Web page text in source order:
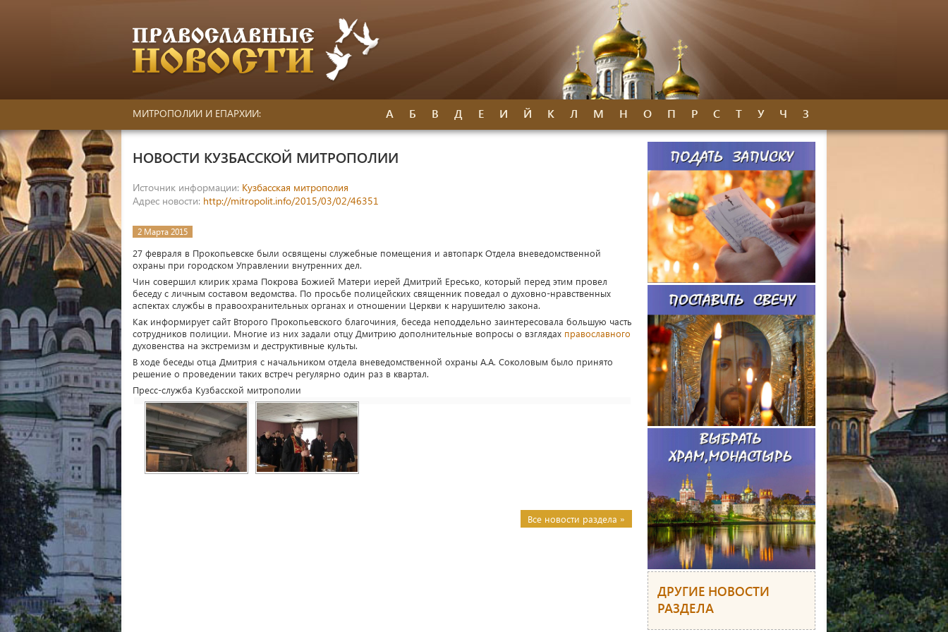
МИТРОПОЛИИ И ЕПАРХИИ: А Б В Д Е И Й К Л М Н О П Р С Т У Ч З
НОВОСТИ КУЗБАССКОЙ МИТРОПОЛИИ
Источник информации: Кузбасская митрополия
Адрес новости: http://mitropolit.info/2015/03/02/46351
2 Марта 2015
27 февраля в Прокопьевске были освящены служебные помещения и автопарк Отдела вневедомственной
охраны при городском Управлении внутренних дел.
Чин совершил клирик храма Покрова Божией Матери иерей Дмитрий Ересько, который перед этим провел
беседу с личным составом ведомства. По просьбе полицейских священник поведал о духовно-нравственных
аспектах службы в правоохранительных органах и отношении Церкви к нарушителю закона.
Как информирует сайт Второго Прокопьевского благочиния, беседа неподдельно заинтересовала большую часть
сотрудников полиции. Многие из них задали отцу Дмитрию дополнительные вопросы о взглядах православного
духовенства на экстремизм и деструктивные культы.
В ходе беседы отца Дмитрия с начальником отдела вневедомственной охраны А.А. Соколовым было принято
решение о проведении таких встреч регулярно один раз в квартал.
Пресс-служба Кузбасской митрополии
Все новости раздела »
ДРУГИЕ НОВОСТИ
РАЗДЕЛА